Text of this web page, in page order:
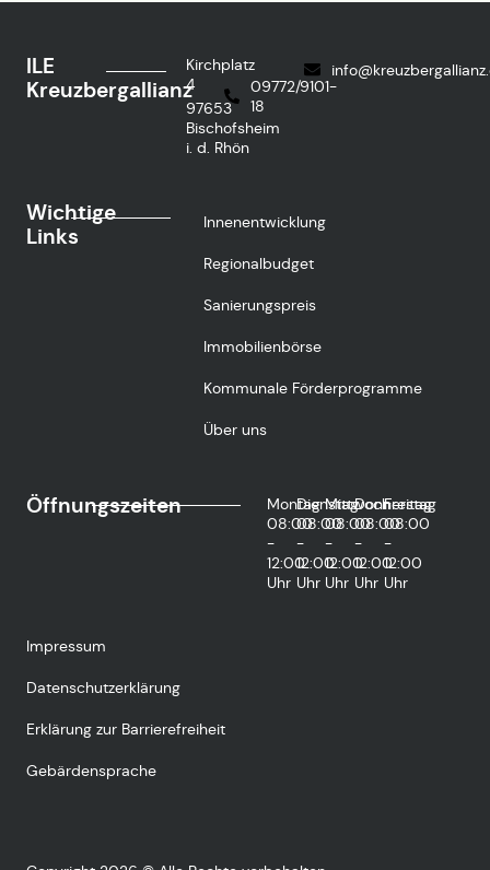
ILE
Kreuzbergallianz
Kirchplatz
4
97653
Bischofsheim
i. d. Rhön
09772/9101-
18
Wichtige
Links
Innenentwicklung
Regionalbudget
Sanierungspreis
Immobilienbörse
Kommunale Förderprogramme
Über uns
Öffnungszeiten
Montag
08:00
-
12:00
Uhr
Dienstag
08:00
-
12:00
Uhr
Mittwoch
08:00
-
12:00
Uhr
Donnerstag
08:00
-
12:00
Uhr
Freitag
08:00
-
12:00
Uhr
Impressum
Datenschutzerklärung
Erklärung zur Barrierefreiheit
Gebärdensprache